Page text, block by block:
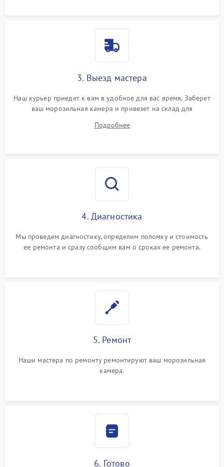
3. Выезд мастера
Наш курьер приедет к вам в удобное для вас время. Заберет
ваш морозильная камера и привезет на склад для
Подробнее
4. Диагностика
Мы проведем диагностику, определим поломку и стоимость
ее ремонта и сразу сообщим вам о сроках ее ремонта.
5. Ремонт
Наши мастера по ремонту ремонтируют ваш морозильная
камера.
6. Готово